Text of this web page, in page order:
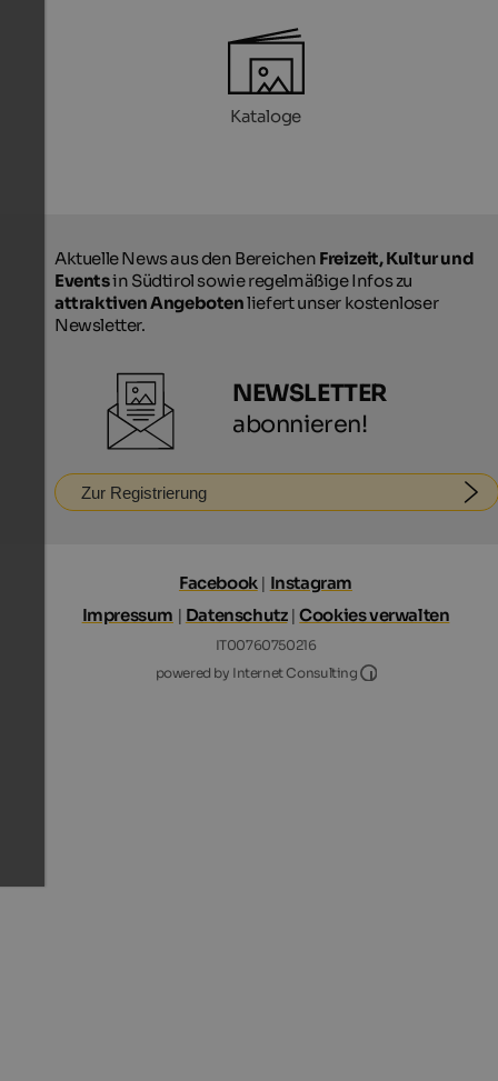
Kataloge
Aktuelle News aus den Bereichen Freizeit, Kultur und
Eventsin Südtirol sowie regelmäßige Infos zu
attraktiven Angebotenliefert unser kostenloser
Newsletter.
NEWSLETTER
abonnieren!
Zur Registrierung
Facebook | Instagram
Impressum | Datenschutz|Cookies verwalten
IT00760750216
powered by Internet Consulting
Internet